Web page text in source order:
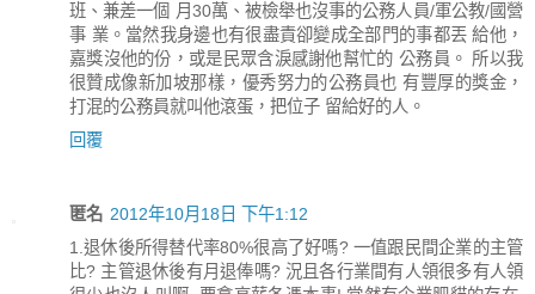
班、兼差一個 月30萬、被檢舉也沒事的公務人員/軍公教/國營
事 業。當然我身邊也有很盡責卻變成全部門的事都丟 給他，
嘉獎沒他的份，或是民眾含淚感謝他幫忙的 公務員。 所以我
很贊成像新加坡那樣，優秀努力的公務員也 有豐厚的獎金，
打混的公務員就叫他滾蛋，把位子 留給好的人。
回覆
匿名 2012年10月18日 下午1:12
1.退休後所得替代率80%很高了好嗎? 一值跟民間企業的主管
比? 主管退休後有月退俸嗎? 況且各行業間有人領很多有人領